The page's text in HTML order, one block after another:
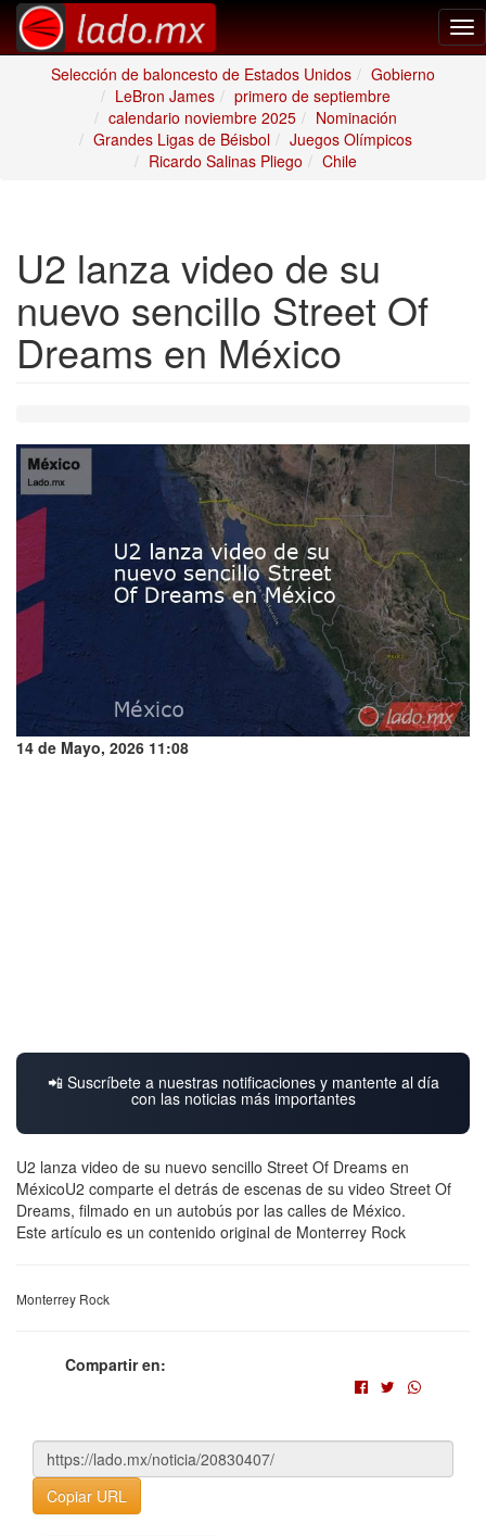
Selección de baloncesto de Estados Unidos
Gobierno
LeBron James
primero de septiembre
calendario noviembre 2025
Nominación
Grandes Ligas de Béisbol
Juegos Olímpicos
Ricardo Salinas Pliego
Chile
U2 lanza video de su
nuevo sencillo Street Of
Dreams en México
14 de Mayo, 2026 11:08
📲 Suscríbete a nuestras notificaciones y mantente al día
con las noticias más importantes
U2 lanza video de su nuevo sencillo Street Of Dreams en
MéxicoU2 comparte el detrás de escenas de su video Street Of
Dreams, filmado en un autobús por las calles de México.
Este artículo es un contenido original de Monterrey Rock
Monterrey Rock
Compartir en:
Copiar URL